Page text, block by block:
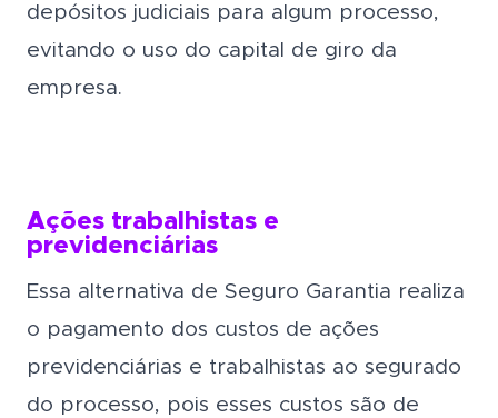
depósitos judiciais para algum processo,
evitando o uso do capital de giro da
empresa.
Ações trabalhistas e
previdenciárias
Essa alternativa de Seguro Garantia realiza
o pagamento dos custos de ações
previdenciárias e trabalhistas ao segurado
do processo, pois esses custos são de